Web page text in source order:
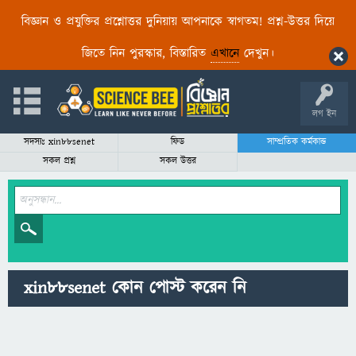
বিজ্ঞান ও প্রযুক্তির প্রশ্নোত্তর দুনিয়ায় আপনাকে স্বাগতম! প্রশ্ন-উত্তর দিয়ে
জিতে নিন পুরস্কার, বিস্তারিত এখানেদেখুন।
লগ ইন
সদস্যঃ xin88senet ফিড
সাম্প্রতিক কর্মকান্ড
সকল প্রশ্ন
সকল উত্তর
xin88senet কোন পোস্ট করেন নি